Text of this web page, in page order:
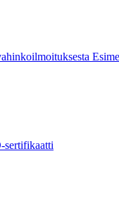
sertifikaatti